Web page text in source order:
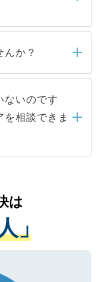
は公開してい
のある医療機
が殺到する場
合った人材の
ケースが増え
一切ありませ
定をいただい
ん。内定先へ
トナーが行い
か？
ありませんの
トからの登録
個人情報は、
び転職活動の
。お預かりし
ご本人の許可
いての厳密な
みに付与され
得済みです。
心ください。
ないのです
相談できま
の状況や紹介
アドバイスを
ご転職をされ
トが可能です
。
は
」